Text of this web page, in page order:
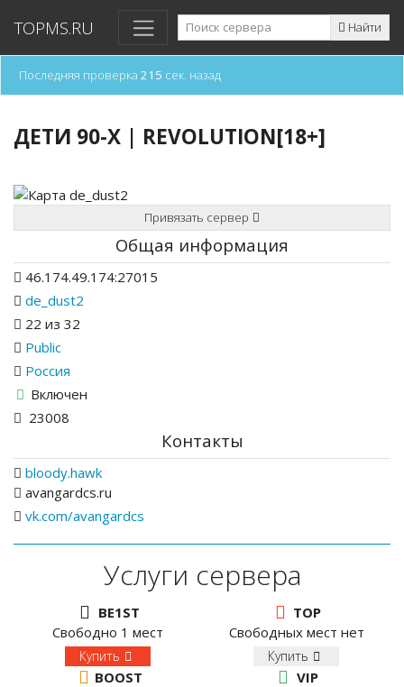
TOPMS.RU Найти
Последняя проверка 215 сек. назад
ДЕТИ 90-X | REVOLUTION[18+]
Привязать сервер
Общая информация
46.174.49.174:27015
de_dust2
22 из 32
Public
Россия
Включен
23008
Контакты
bloody.hawk
avangardcs.ru
vk.com/avangardcs
Услуги сервера
BE1ST
Свободно 1 мест
Купить
TOP
Свободных мест нет
Купить
BOOST
VIP